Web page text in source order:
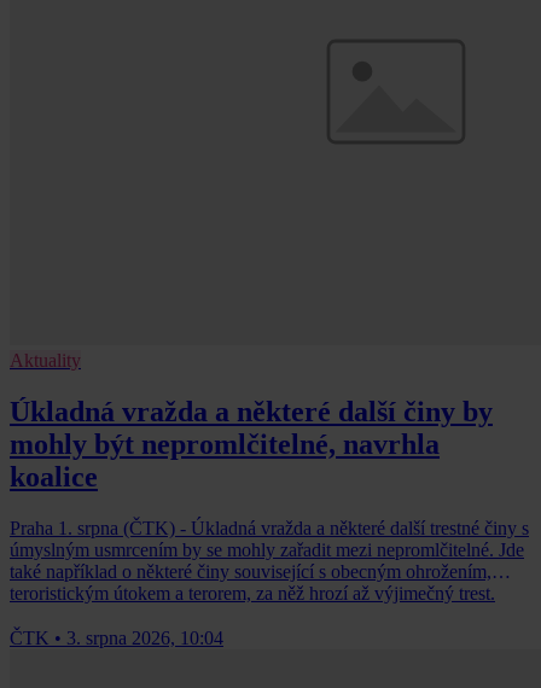
Aktuality
Úkladná vražda a některé další činy by
mohly být nepromlčitelné, navrhla
koalice
Praha 1. srpna (ČTK) - Úkladná vražda a některé další trestné činy s
úmyslným usmrcením by se mohly zařadit mezi nepromlčitelné. Jde
také například o některé činy související s obecným ohrožením,
teroristickým útokem a terorem, za něž hrozí až výjimečný trest.
ČTK • 3. srpna 2026, 10:04